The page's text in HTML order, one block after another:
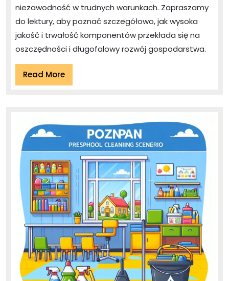
niezawodność w trudnych warunkach. Zapraszamy
do lektury, aby poznać szczegółowo, jak wysoka
jakość i trwałość komponentów przekłada się na
oszczędności i długofalowy rozwój gospodarstwa.
Read MoreRead
More